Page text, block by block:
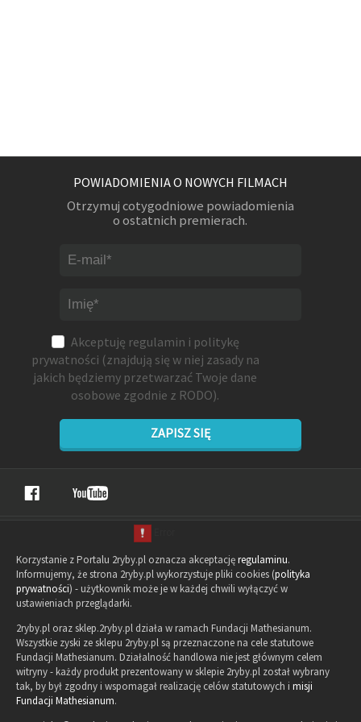
POWIADOMIENIA O NOWYCH FILMACH
Otrzymuj cotygodniowe powiadomienia
o ostatnich premierach.
Akceptuję regulamin i politykę
prywatności (znajdują się w niej zasady na
jakich będziemy przetwarzać Twoje dane
osobowe zgodnie z RODO).
ZAPISZ SIĘ
Korzystanie z Portalu 2ryby.pl oznacza akceptacjęregulaminu.
Informujemy, że strona 2ryby.pl wykorzystuje pliki cookies (polityka
prywatności) - użytkownik może je w każdej chwili wyłączyć w
ustawieniach przeglądarki.
2ryby.pl oraz sklep.2ryby.pl działa w ramach Fundacji Mathesianum.
Wszystkie zyski ze sklepu 2ryby.pl są przeznaczone na cele statutowe
Fundacji Mathesianum. Działalność handlowa nie jest głównym celem
witryny - każdy produkt prezentowany w sklepie 2ryby.pl został wybrany
tak, by był zgodny i wspomagał realizację celów statutowych i misji
Fundacji Mathesianum.